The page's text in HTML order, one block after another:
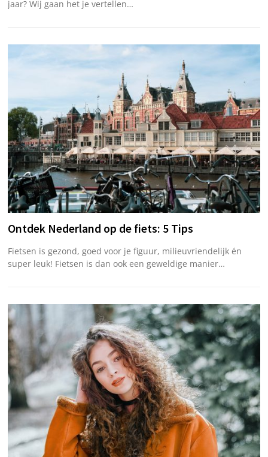
jaar? Wij gaan het je vertellen…
Ontdek Nederland op de fiets: 5 Tips
Fietsen is gezond, goed voor je figuur, milieuvriendelijk én
super leuk! Fietsen is dan ook een geweldige manier…